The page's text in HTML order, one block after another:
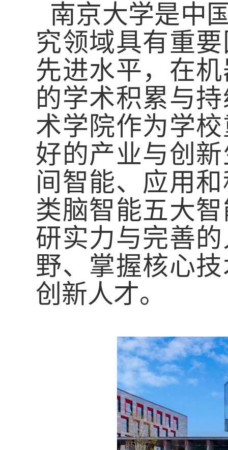
南京大学是中
究领域具有重
先进水平，在
的学术积累与
术学院作为学
好的产业与创
间智能、应用
类脑智能五大
研实力与完善
野、掌握核心
创新人才。